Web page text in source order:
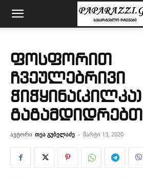
ფოსფორით
ჩვეულებრივი
ჭიჭყინა(კილკა)
გაგამდიდრებთ
ავტორი თეა გუბელაძე - მარტი 13, 2020